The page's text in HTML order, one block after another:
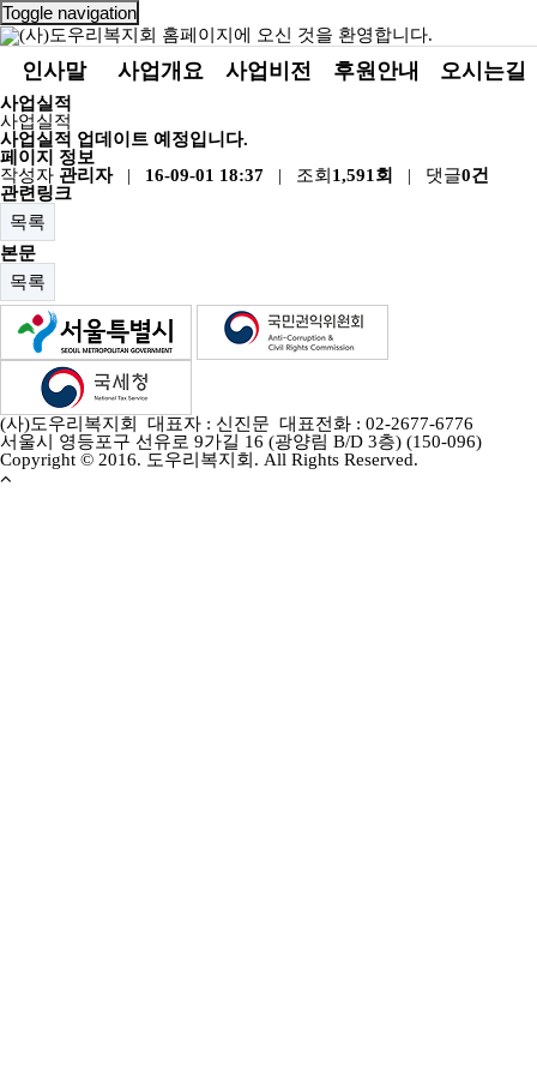
Toggle navigation
인사말 사업개요 사업비전 후원안내 오시는길
사업실적
사업실적
사업실적 업데이트 예정입니다.
페이지 정보
작성자 관리자| 16-09-01 18:37 | 조회1,591회 | 댓글0건
관련링크
목록
본문
목록
(사)도우리복지회 대표자 : 신진문 대표전화 : 02-2677-6776
서울시 영등포구 선유로 9가길 16 (광양림 B/D 3층) (150-096)
Copyright © 2016. 도우리복지회. All Rights Reserved.